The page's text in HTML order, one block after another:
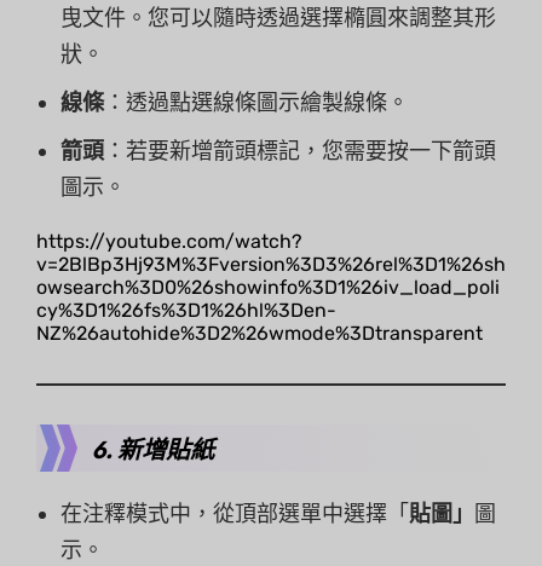
曳文件。您可以隨時透過選擇橢圓來調整其形
狀。
線條：透過點選線條圖示繪製線條。
箭頭 ：若要新增箭頭標記，您需要按一下箭頭
圖示。
https://youtube.com/watch?
v=2BlBp3Hj93M%3Fversion%3D3%26rel%3D1%26sh
owsearch%3D0%26showinfo%3D1%26iv_load_poli
cy%3D1%26fs%3D1%26hl%3Den-
NZ%26autohide%3D2%26wmode%3Dtransparent
6. 新增貼紙
在注釋模式中，從頂部選單中選擇「 貼圖」
圖
示。